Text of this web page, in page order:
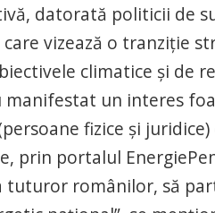
datorată politicii de
vizează o tranziţie
climatice şi de
manifestat un interes
fizice şi
prin portalul
tuturor românilor, să